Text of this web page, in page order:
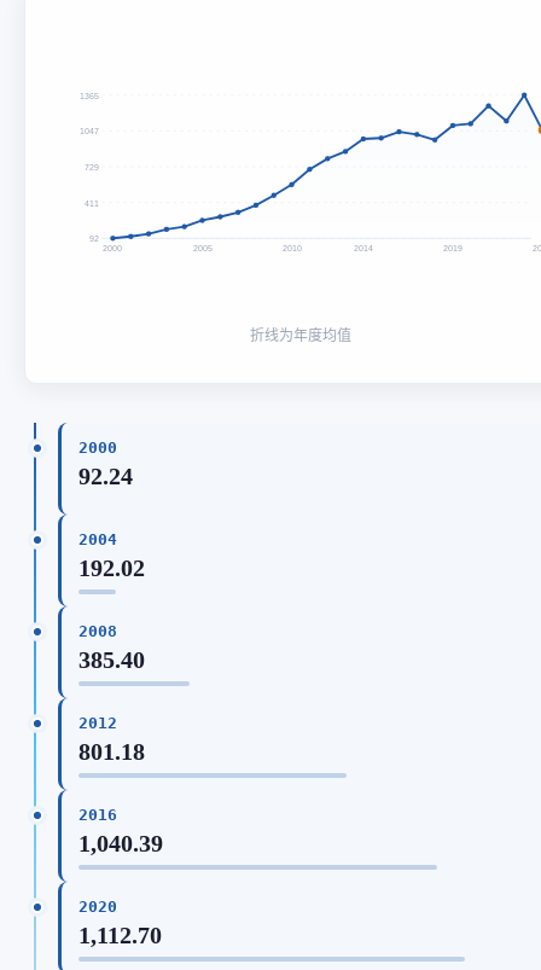
1365
1047
729
411
92
2000 2005 2010 2014 2019
折线为年度均值
2000
92.24
2004
192.02
2008
385.40
2012
801.18
2016
1,040.39
2020
1,112.70